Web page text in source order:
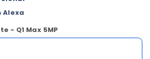
Alexa
- Q1 Max 5MP